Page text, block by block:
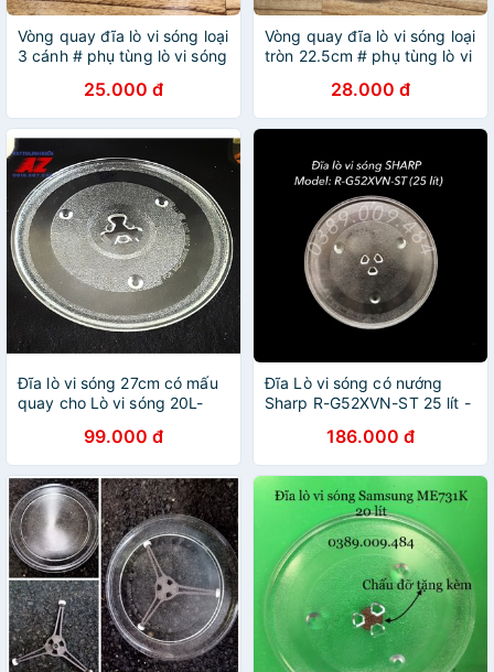
Vòng quay đĩa lò vi sóng loại
3 cánh # phụ tùng lò vi sóng
25.000 đ
Vòng quay đĩa lò vi sóng loại
tròn 22.5cm # phụ tùng lò vi
28.000 đ
Đĩa lò vi sóng 27cm có mấu
quay cho Lò vi sóng 20L-
99.000 đ
Đĩa Lò vi sóng có nướng
Sharp R-G52XVN-ST 25 lít -
G52XVNST186.000 đ